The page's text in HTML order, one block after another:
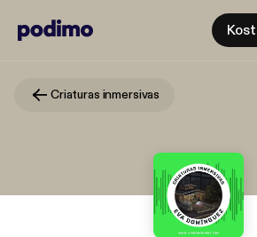
Criaturas inmersivas